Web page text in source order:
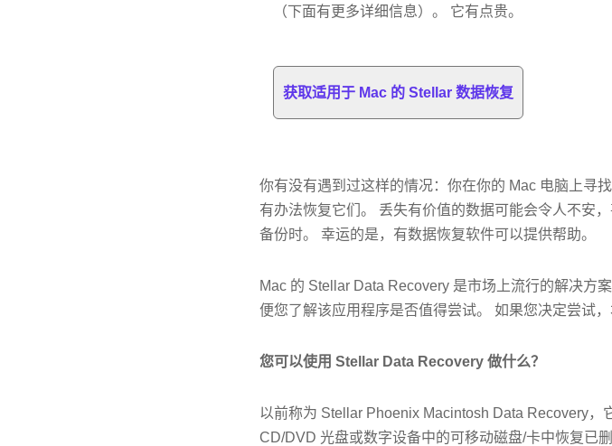
（下面有更多详细信息）。 它有点贵。
获取适用于 Mac 的 Stellar 数据恢复
你有没有遇到过这样的情况：你在你的 Mac 电脑上寻
有办法恢复它们。 丢失有价值的数据可能会令人不安
备份时。 幸运的是，有数据恢复软件可以提供帮助。
Mac 的 Stellar Data Recovery 是市场上流行的解决方
便您了解该应用程序是否值得尝试。 如果您决定尝试
您可以使用 Stellar Data Recovery 做什么？
以前称为 Stellar Phoenix Macintosh Data Recovery，
CD/DVD 光盘或数字设备中的可移动磁盘/卡中恢复已删